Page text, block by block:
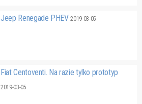
Jeep Renegade PHEV2019-03-05
Fiat Centoventi. Na razie tylko prototyp
2019-03-05